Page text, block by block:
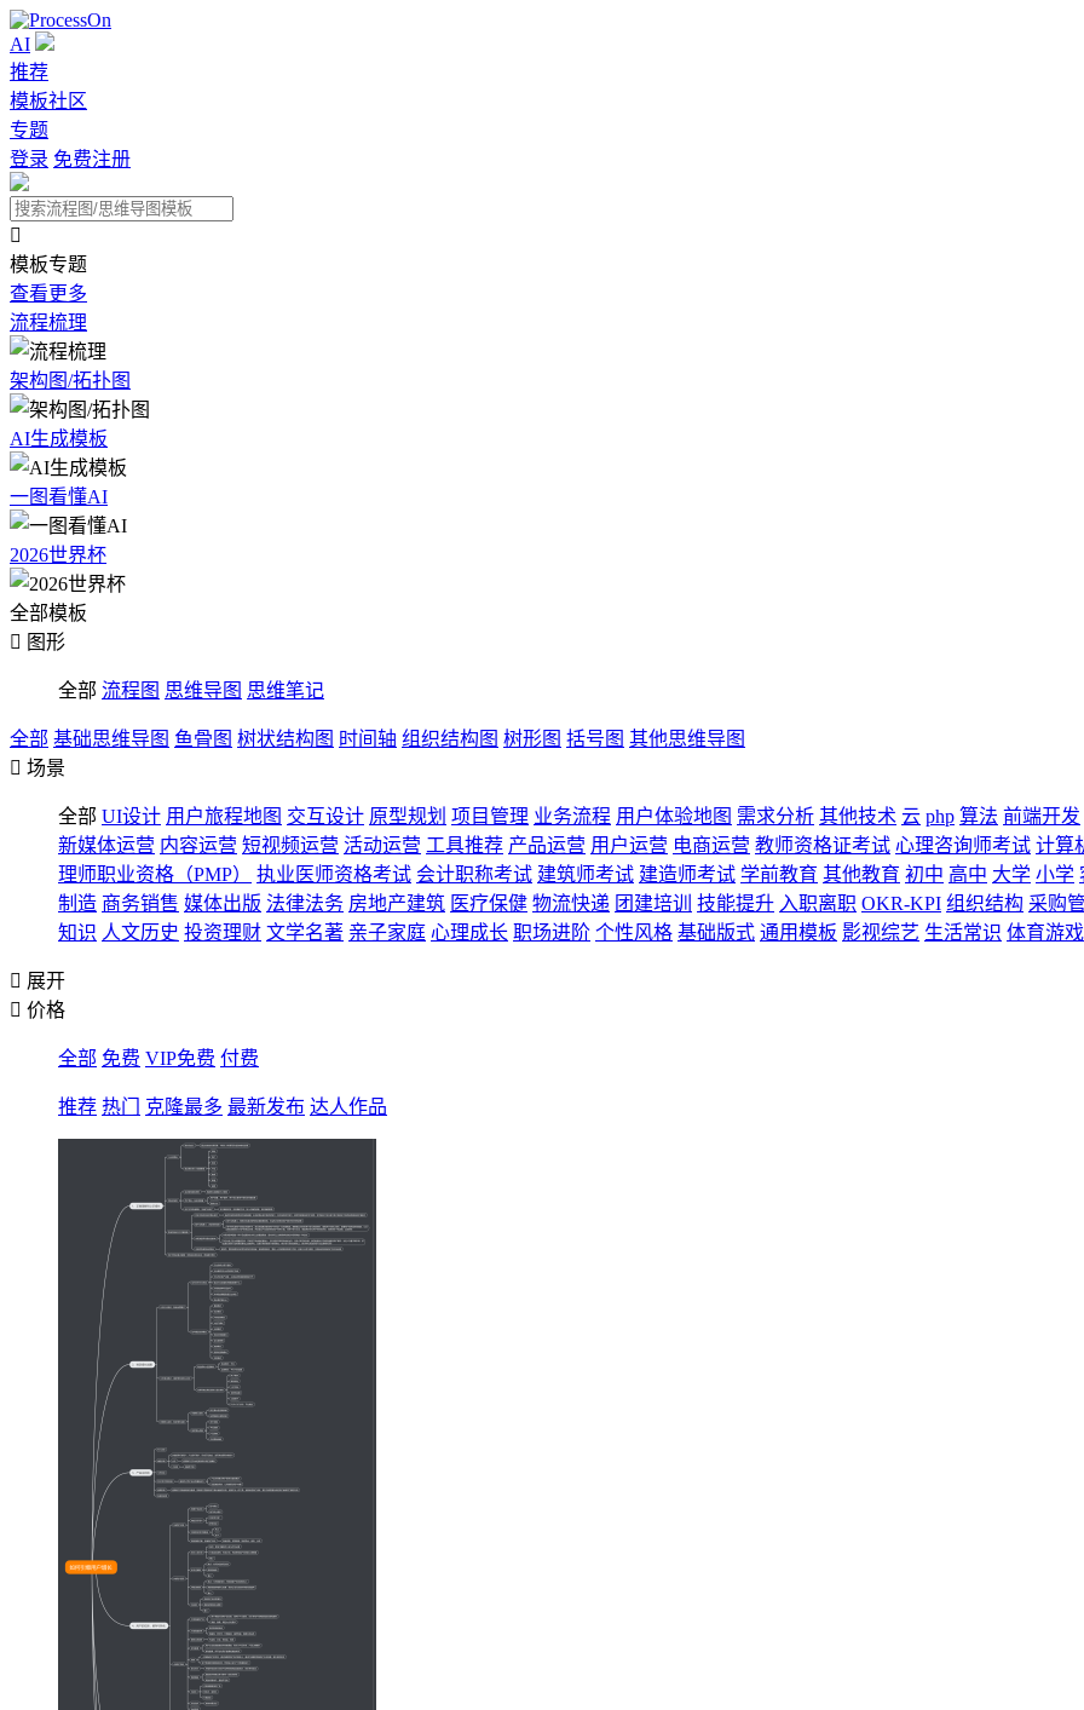
AI
推荐
模板社区
专题
登录 免费注册

模板专题
查看更多
流程梳理
架构图/拓扑图
AI生成模板
一图看懂AI
2026世界杯
全部模板
 图形
全部 流程图 思维导图 思维笔记
全部 基础思维导图 鱼骨图 树状结构图 时间轴 组织结构图 树形图 括号图 其他思维导图
 场景
全部 UI设计 用户旅程地图 交互设计 原型规划 项目管理 业务流程 用户体验地图 需求分析 其他技术 云 php 算法 前端开发
新媒体运营 内容运营 短视频运营 活动运营 工具推荐 产品运营 用户运营 电商运营 教师资格证考试 心理咨询师考试 计算
理师职业资格（PMP）
执业医师资格考试 会计职称考试 建筑师考试 建造师考试 学前教育 其他教育 初中 高中 大学 小学
制造 商务销售 媒体出版 法律法务 房地产建筑 医疗保健 物流快递 团建培训 技能提升 入职离职 OKR-KPI 组织结构 采购
知识 人文历史 投资理财 文学名著 亲子家庭 心理成长 职场进阶 个性风格 基础版式 通用模板 影视综艺 生活常识 体育游戏
 展开
 价格
全部 免费 VIP免费 付费
推荐 热门 克隆最多 最新发布 达人作品